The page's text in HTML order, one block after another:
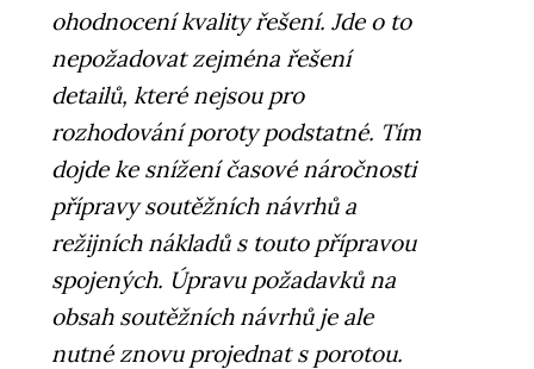
ohodnocení kvality řešení. Jde o to
nepožadovat zejména řešení
detailů, které nejsou pro
rozhodování poroty podstatné. Tím
dojde ke snížení časové náročnosti
přípravy soutěžních návrhů a
režijních nákladů s touto přípravou
spojených. Úpravu požadavků na
obsah soutěžních návrhů je ale
nutné znovu projednat s porotou.